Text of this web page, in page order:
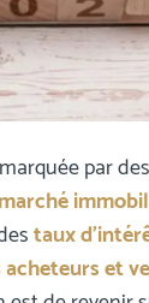
par
marché
taux
et